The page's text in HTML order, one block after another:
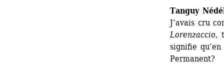
Tanguy
J’avais cru
Lorenzaccio,
signifie
Permanent?